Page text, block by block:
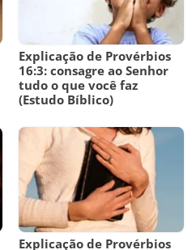
Explicação de Provérbios
16:3: consagre ao Senhor
tudo o que você faz
(Estudo Bíblico)
Explicação de Provérbios